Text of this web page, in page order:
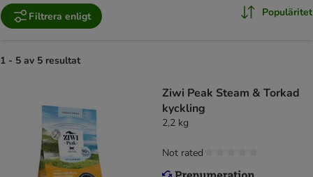
Filtrera enligt Populäritet
1 - 5 av 5 resultat
Ziwi Peak Steam & Torkad
kyckling
2,2 kg
Not rated